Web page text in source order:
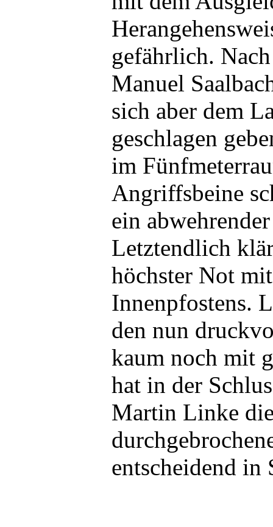
gefährlich.
Manuel
sich aber dem
geschlagen
im
Angriffsbeine
ein
Letztendlich
höchster Not
Innenpfostens.
den nun
kaum noch mit
hat in der
Martin Linke
entscheidend in